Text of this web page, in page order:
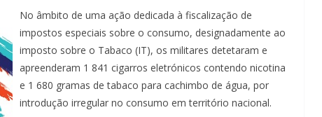
No âmbito de uma ação dedicada à fiscalização de
impostos especiais sobre o consumo, designadamente ao
imposto sobre o Tabaco (IT), os militares detetaram e
apreenderam 1 841 cigarros eletrónicos contendo nicotina
e 1 680 gramas de tabaco para cachimbo de água, por
introdução irregular no consumo em território nacional.